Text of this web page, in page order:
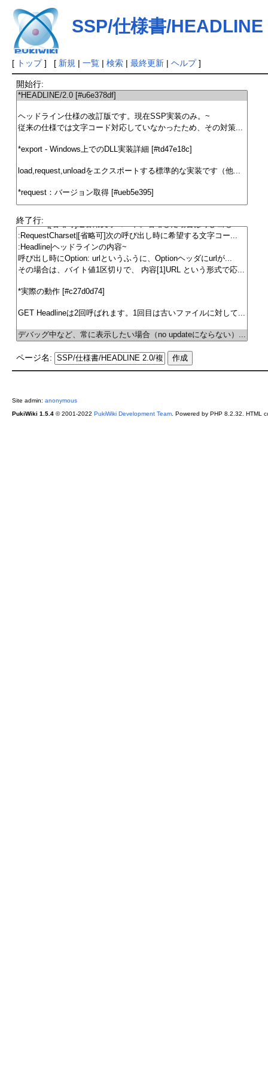
SSP/仕様書/HEADLINE
[ トップ] [ 新規 | 一覧| 検索| 最終更新| ヘルプ]
開始行:
終了行:
ページ名:
Site admin: anonymous
PukiWiki 1.5.4© 2001-2022 PukiWiki Development Team. Powered by PHP 8.2.32. HTML